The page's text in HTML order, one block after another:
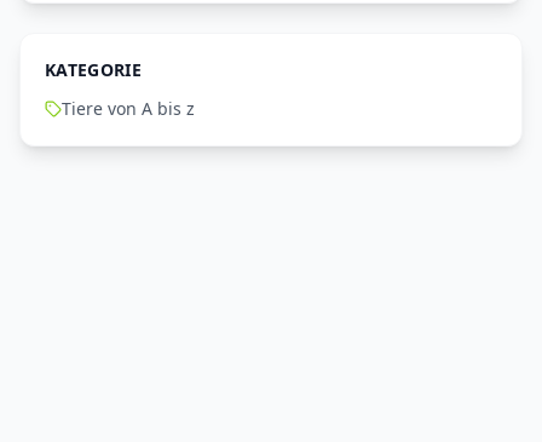
KATEGORIE
Tiere von A bis z